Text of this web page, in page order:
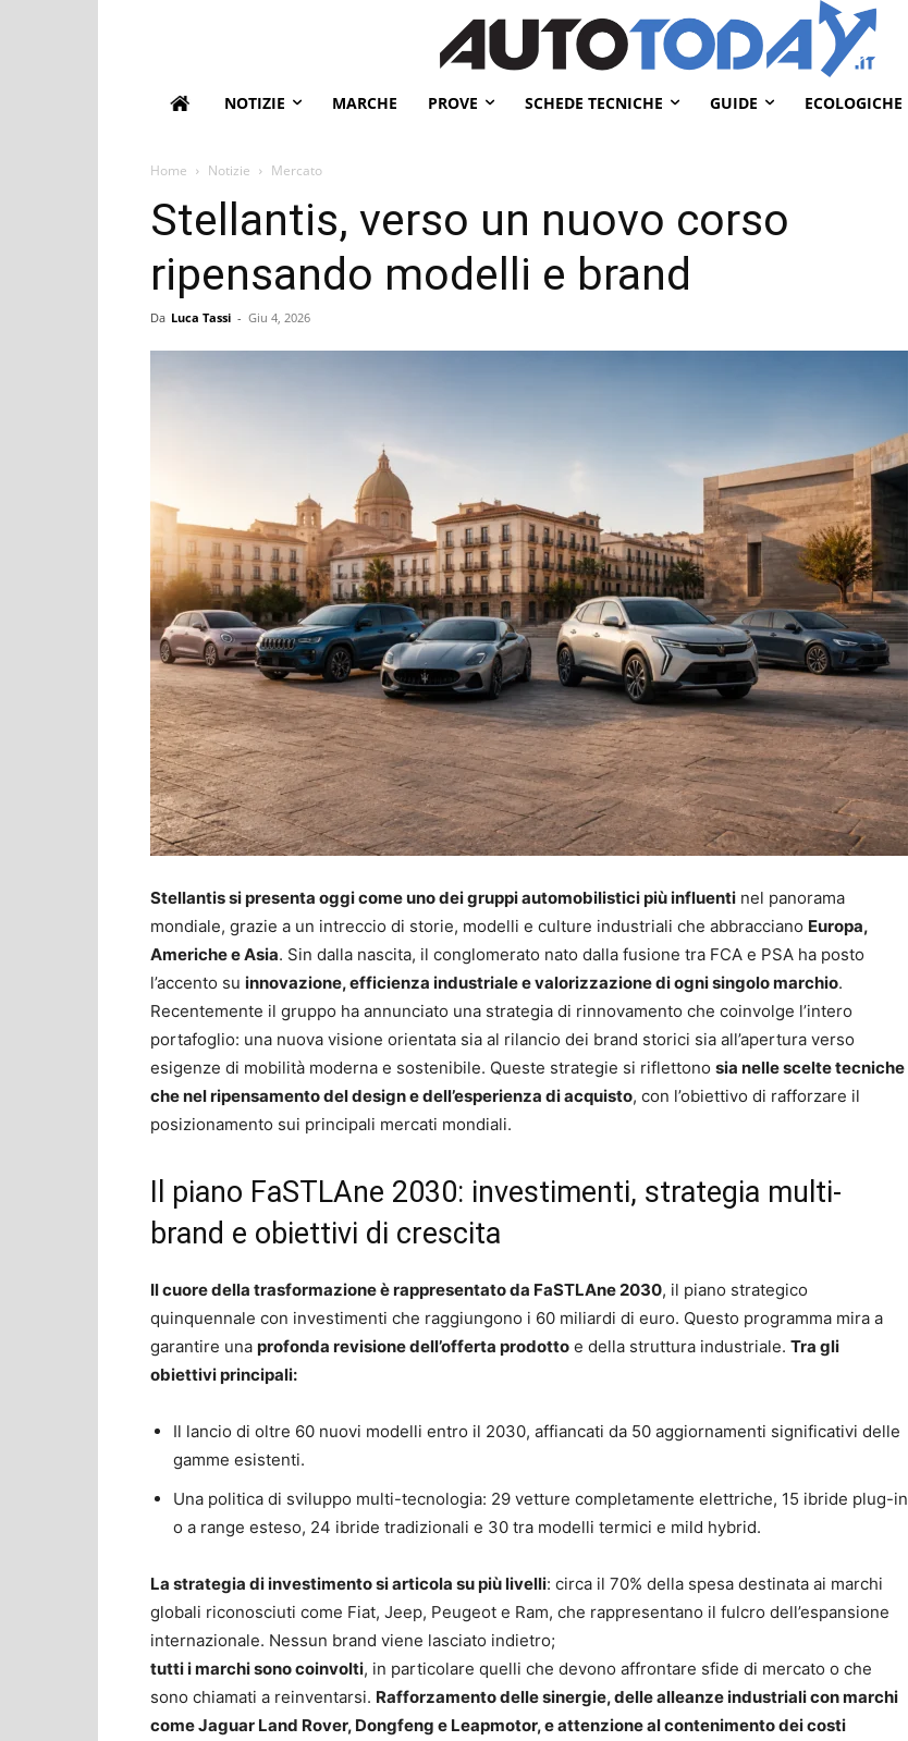
NOTIZIE MARCHE PROVE SCHEDE TECNICHE GUIDE ECOLOGICHE
Home Notizie Mercato
Stellantis, verso un nuovo corso
ripensando modelli e brand
Da Luca Tassi - Giu 4, 2026
Stellantis si presenta oggi come uno dei gruppi automobilistici più influenti nel panorama
mondiale, grazie a un intreccio di storie, modelli e culture industriali che abbracciano Europa,
Americhe e Asia. Sin dalla nascita, il conglomerato nato dalla fusione tra FCA e PSA ha posto
l’accento su innovazione, efficienza industriale e valorizzazione di ogni singolo marchio.
Recentemente il gruppo ha annunciato una strategia di rinnovamento che coinvolge l’intero
portafoglio: una nuova visione orientata sia al rilancio dei brand storici sia all’apertura verso
esigenze di mobilità moderna e sostenibile. Queste strategie si riflettono sia nelle scelte tecniche
che nel ripensamento del design e dell’esperienza di acquisto, con l’obiettivo di rafforzare il
posizionamento sui principali mercati mondiali.
Il piano FaSTLAne 2030: investimenti, strategia multi-
brand e obiettivi di crescita
Il cuore della trasformazione è rappresentato da FaSTLAne 2030, il piano strategico
quinquennale con investimenti che raggiungono i 60 miliardi di euro. Questo programma mira a
garantire una profonda revisione dell’offerta prodotto e della struttura industriale. Tra gli
obiettivi principali:
Il lancio di oltre 60 nuovi modelli entro il 2030, affiancati da 50 aggiornamenti significativi delle
gamme esistenti.
Una politica di sviluppo multi-tecnologia: 29 vetture completamente elettriche, 15 ibride plug-in
o a range esteso, 24 ibride tradizionali e 30 tra modelli termici e mild hybrid.
La strategia di investimento si articola su più livelli: circa il 70% della spesa destinata ai marchi
globali riconosciuti come Fiat, Jeep, Peugeot e Ram, che rappresentano il fulcro dell’espansione
internazionale. Nessun brand viene lasciato indietro;
tutti i marchi sono coinvolti, in particolare quelli che devono affrontare sfide di mercato o che
sono chiamati a reinventarsi. Rafforzamento delle sinergie, delle alleanze industriali con marchi
come Jaguar Land Rover, Dongfeng e Leapmotor, e attenzione al contenimento dei costi